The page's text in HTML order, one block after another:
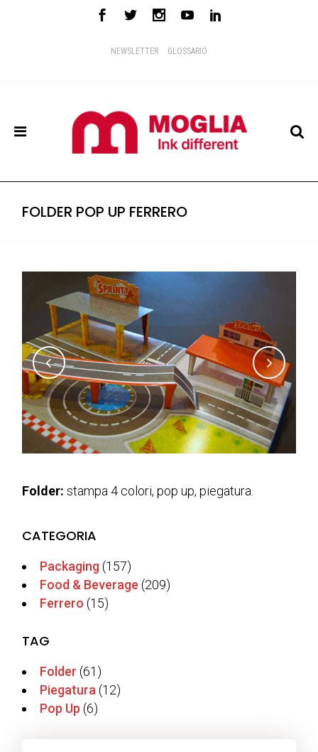
NEWSLETTER GLOSSARIO
FOLDER POP UP FERRERO
Folder:stampa 4 colori, pop up,piegatura.
CATEGORIA
Packaging(157)
Food & Beverage (209)
Ferrero (15)
TAG
Folder (61)
Piegatura (12)
Pop Up (6)